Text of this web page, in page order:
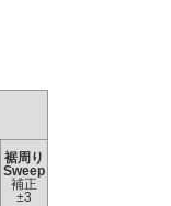
裾周り
Sweep
補正
±3